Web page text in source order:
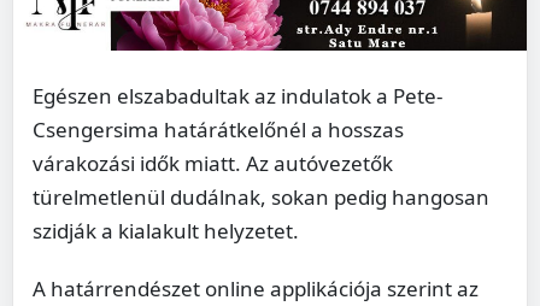
Egészen elszabadultak az indulatok a Pete-
Csengersima határátkelőnél a hosszas
várakozási idők miatt. Az autóvezetők
türelmetlenül dudálnak, sokan pedig hangosan
szidják a kialakult helyzetet.
A határrendészet online applikációja szerint az